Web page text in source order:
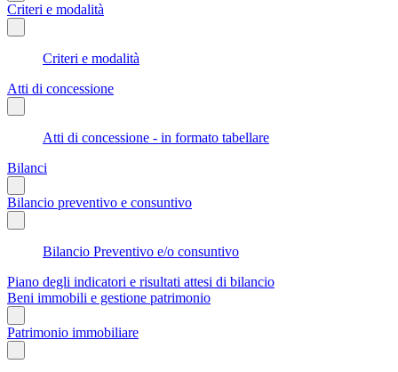
Criteri e modalità
Criteri e modalità
Atti di concessione
Atti di concessione - in formato tabellare
Bilanci
Bilancio preventivo e consuntivo
Bilancio Preventivo e/o consuntivo
Piano degli indicatori e risultati attesi di bilancio
Beni immobili e gestione patrimonio
Patrimonio immobiliare